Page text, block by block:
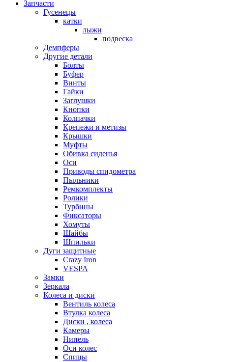
Запчасти
Гусенецы
катки
лыжи
подвеска
Демпферы
Другие детали
Болты
Буфер
Винты
Гайки
Заглушки
Кнопки
Колпачки
Крепежи и метизы
Крышки
Муфты
Обивка сиденья
Оси
Приводы спидометра
Пыльники
Ремкомплекты
Ролики
Турбины
Фиксаторы
Хомуты
Шайбы
Шпильки
Дуги защитные
Crazy Iron
VESPA
Замки
Зеркала
Колеса и диски
Вентиль колеса
Втулка колеса
Диски , колеса
Камеры
Нипель
Оси колес
Спицы